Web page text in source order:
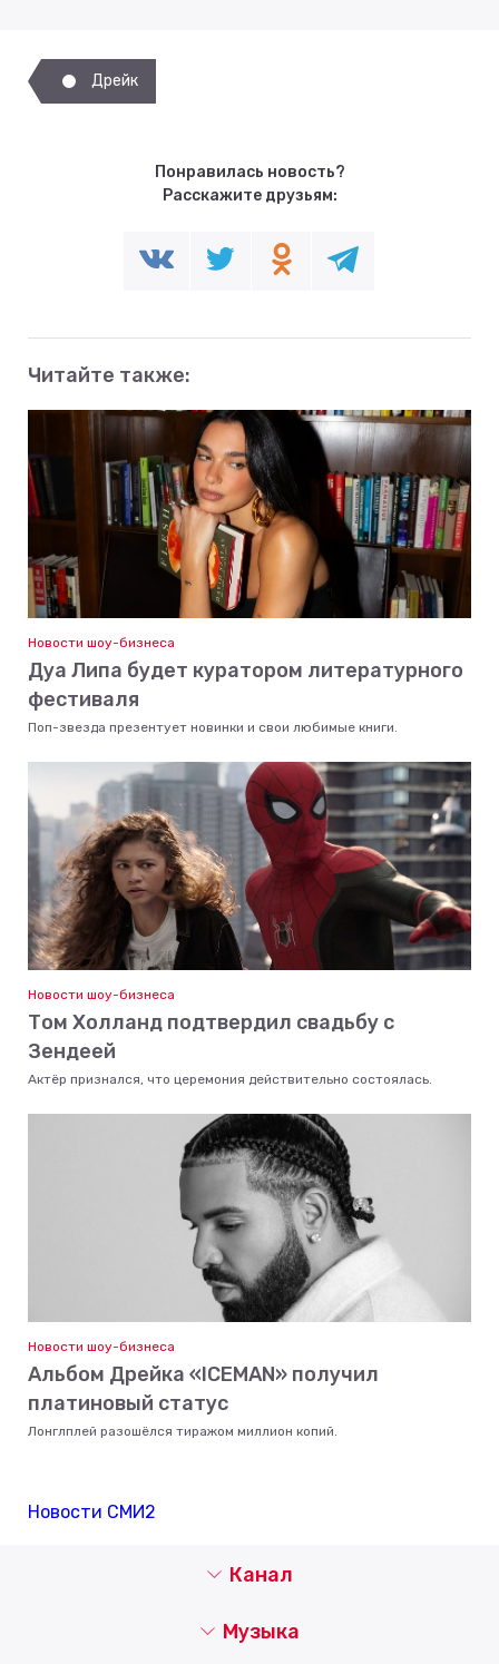
Дрейк
Понравилась новость?
Расскажите друзьям:
Читайте также:
Новости шоу-бизнеса
Дуа Липа будет куратором литературного
фестиваля
Поп-звезда презентует новинки и свои любимые книги.
Новости шоу-бизнеса
Том Холланд подтвердил свадьбу с
Зендеей
Актёр признался, что церемония действительно состоялась.
Новости шоу-бизнеса
Альбом Дрейка «ICEMAN» получил
платиновый статус
Лонглплей разошёлся тиражом миллион копий.
Новости СМИ2
Канал
Музыка